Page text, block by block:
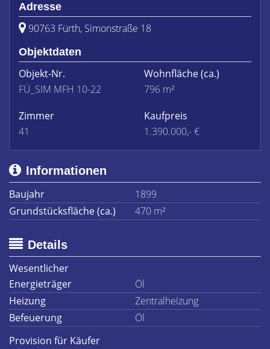
Adresse
90763 Fürth, Simonstraße 18
Objektdaten
Objekt-Nr.
FÜ_SIM MFH 10-22
Wohnfläche(ca.)
796 m²
Zimmer
41
Kaufpreis
1.390.000,- €
Informationen
Baujahr
1899
Grundstücksfläche (ca.)
470 m²
Details
Wesentlicher
Energieträger
Öl
Heizung
Zentralheizung
Befeuerung
Öl
Provision für Käufer